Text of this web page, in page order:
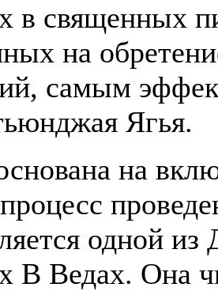
в священных
на
самым
Ягья.
на
одной
В Ведах. Она